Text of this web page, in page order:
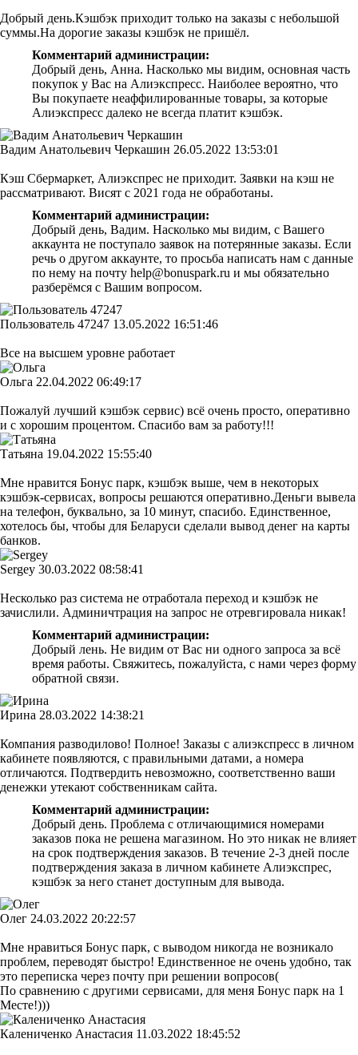
Добрый день.Кэшбэк приходит только на заказы с небольшой
суммы.На дорогие заказы кэшбэк не пришёл.
Комментарий администрации:
Добрый день, Анна. Насколько мы видим, основная часть
покупок у Вас на Алиэкспресс. Наиболее вероятно, что
Вы покупаете неаффилированные товары, за которые
Алиэкспресс далеко не всегда платит кэшбэк.
Вадим Анатольевич Черкашин 26.05.2022 13:53:01
Кэш Сбермаркет, Алиэкспрес не приходит. Заявки на кэш не
рассматривают. Висят с 2021 года не обработаны.
Комментарий администрации:
Добрый день, Вадим. Насколько мы видим, с Вашего
аккаунта не поступало заявок на потерянные заказы. Если
речь о другом аккаунте, то просьба написать нам с данные
по нему на почту help@bonuspark.ru и мы обязательно
разберёмся с Вашим вопросом.
Пользователь 47247 13.05.2022 16:51:46
Все на высшем уровне работает
Ольга 22.04.2022 06:49:17
Пожалуй лучший кэшбэк сервис) всё очень просто, оперативно
и с хорошим процентом. Спасибо вам за работу!!!
Татьяна 19.04.2022 15:55:40
Мне нравится Бонус парк, кэшбэк выше, чем в некоторых
кэшбэк-сервисах, вопросы решаются оперативно.Деньги вывела
на телефон, буквально, за 10 минут, спасибо. Единственное,
хотелось бы, чтобы для Беларуси сделали вывод денег на карты
банков.
Sergey 30.03.2022 08:58:41
Несколько раз система не отработала переход и кэшбэк не
зачислили. Админичтрация на запрос не отревгировала никак!
Комментарий администрации:
Добрый лень. Не видим от Вас ни одного запроса за всё
время работы. Свяжитесь, пожалуйста, с нами через форму
обратной связи.
Ирина 28.03.2022 14:38:21
Компания разводилово! Полное! Заказы с алиэкспресс в личном
кабинете появляются, с правильными датами, а номера
отличаются. Подтвердить невозможно, соответственно ваши
денежки утекают собственникам сайта.
Комментарий администрации:
Добрый день. Проблема с отличающимися номерами
заказов пока не решена магазином. Но это никак не влияет
на срок подтверждения заказов. В течение 2-3 дней после
подтверждения заказа в личном кабинете Алиэкспрес,
кэшбэк за него станет доступным для вывода.
Олег 24.03.2022 20:22:57
Мне нравиться Бонус парк, с выводом никогда не возникало
проблем, переводят быстро! Единственное не очень удобно, так
это переписка через почту при решении вопросов(
По сравнению с другими сервисами, для меня Бонус парк на 1
Месте!)))
Калениченко Анастасия 11.03.2022 18:45:52